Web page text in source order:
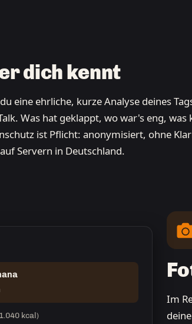
dich kennt
eine ehrliche, kurze Analyse deines
Was hat geklappt, wo war's eng, was
ist Pflicht: anonymisiert, ohne
Servern in Deutschland.
Im
kcal)